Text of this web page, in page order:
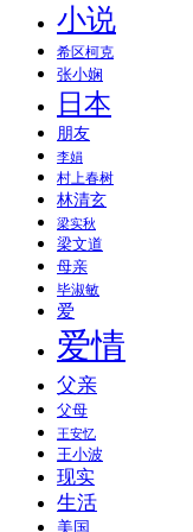
小说
希区柯克
张小娴
日本
朋友
李娟
村上春树
林清玄
梁实秋
梁文道
母亲
毕淑敏
爱
爱情
父亲
父母
王安忆
王小波
现实
生活
美国